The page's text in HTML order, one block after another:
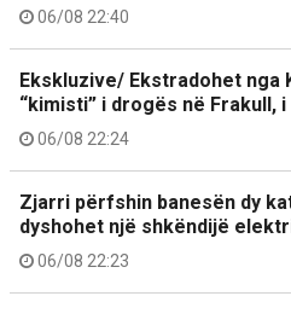
06/08 22:40
Ekskluzive/ Ekstradohet nga
“kimisti” i drogës në Frakull,
06/08 22:24
Zjarri përfshin banesën dy
dyshohet një shkëndijë
06/08 22:23